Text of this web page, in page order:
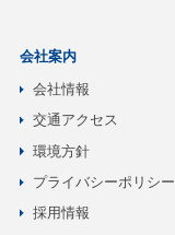
会社案内
会社情報
交通アクセス
環境方針
プライバシーポリシー
採用情報